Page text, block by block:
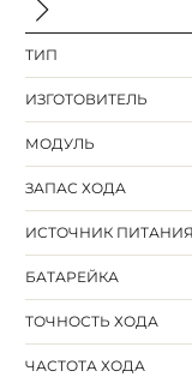
ТИП
ИЗГОТОВИТЕЛЬ
МОДУЛЬ
ЗАПАС ХОДА
ИСТОЧНИК ПИТАНИЯ
БАТАРЕЙКА
ТОЧНОСТЬ ХОДА
ЧАСТОТА ХОДА